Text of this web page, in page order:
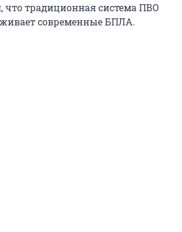
что традиционная система ПВО
современные БПЛА.